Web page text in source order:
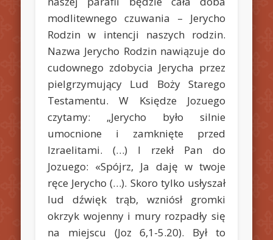
modlitewnego czuwania – Jerycho
Rodzin w intencji naszych rodzin.
Nazwa Jerycho Rodzin nawiązuje do
cudownego zdobycia Jerycha przez
pielgrzymujący Lud Boży Starego
Testamentu. W Księdze Jozuego
czytamy: „Jerycho było silnie
umocnione i zamknięte przed
Izraelitami. (…) I rzekł Pan do
Jozuego: «Spójrz, Ja daję w twoje
ręce Jerycho (…). Skoro tylko usłyszał
lud dźwięk trąb, wzniósł gromki
okrzyk wojenny i mury rozpadły się
na miejscu (Joz 6,1-5.20). Był to